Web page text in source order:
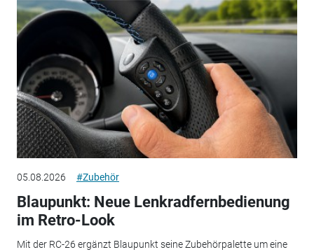
05.08.2026 #Zubehör
Blaupunkt: Neue Lenkradfernbedienung
im Retro-Look
Mit der RC-26 ergänzt Blaupunkt seine Zubehörpalette um eine